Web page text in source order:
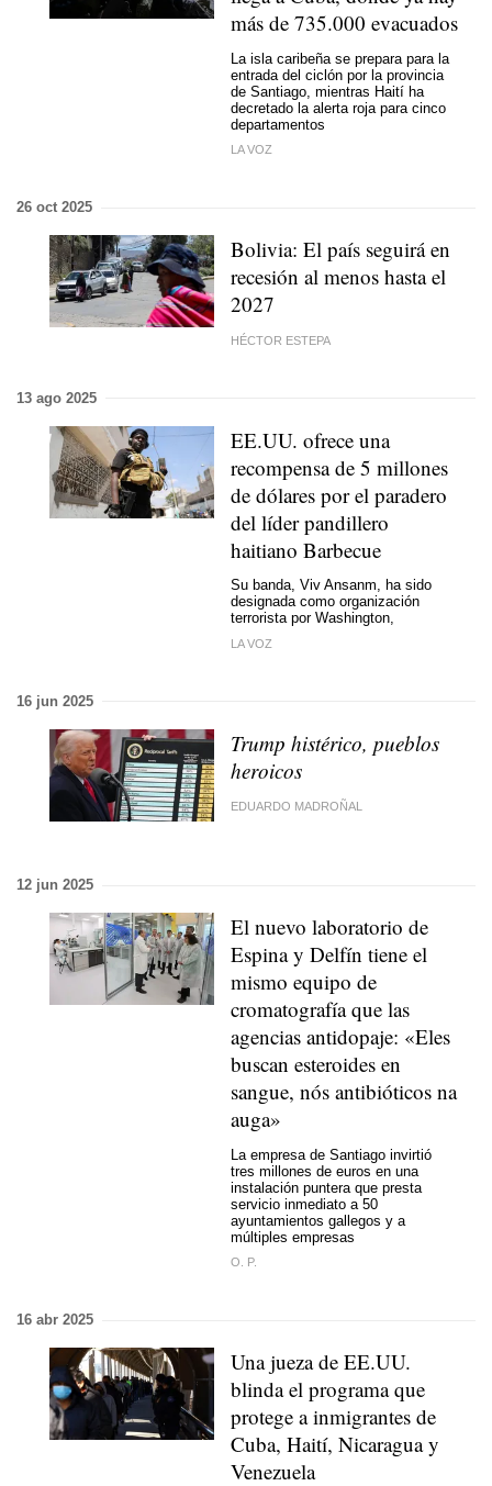
más de 735.000 evacuados
La isla caribeña se prepara para la
entrada del ciclón por la provincia
de Santiago, mientras Haití ha
decretado la alerta roja para cinco
departamentos
LA VOZ
26 oct 2025
Bolivia: El país seguirá en
recesión al menos hasta el
2027
HÉCTOR ESTEPA
13 ago 2025
EE.UU. ofrece una
recompensa de 5 millones
de dólares por el paradero
del líder pandillero
haitiano Barbecue
Su banda, Viv Ansanm, ha sido
designada como organización
terrorista por Washington,
LA VOZ
16 jun 2025
Trump histérico, pueblos
heroicos
EDUARDO MADROÑAL
12 jun 2025
El nuevo laboratorio de
Espina y Delfín tiene el
mismo equipo de
cromatografía que las
agencias antidopaje: «Eles
buscan esteroides en
sangue, nós antibióticos na
auga»
La empresa de Santiago invirtió
tres millones de euros en una
instalación puntera que presta
servicio inmediato a 50
ayuntamientos gallegos y a
múltiples empresas
O. P.
16 abr 2025
Una jueza de EE.UU.
blinda el programa que
protege a inmigrantes de
Cuba, Haití, Nicaragua y
Venezuela